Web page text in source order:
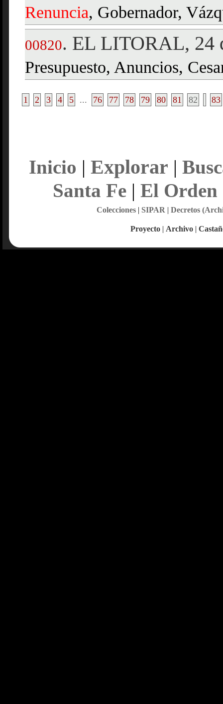
Renuncia, Gobernador,
00820. EL LITORAL, 24
Presupuesto, Anuncios,
1 2 3 4 5 ... 76 77 78 79 80 81 82 83
Inicio | Explorar |
Santa Fe| El Orden
Colecciones| SIPAR | Decretos
Proyecto | Archivo |